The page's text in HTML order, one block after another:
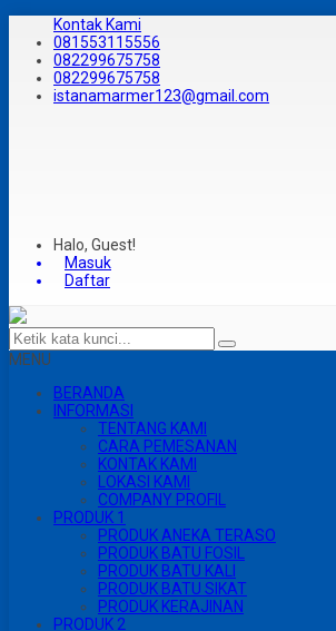
Kontak Kami
081553115556
082299675758
082299675758
istanamarmer123@gmail.com
Halo, Guest!
Masuk
Daftar
MENU
BERANDA
INFORMASI
TENTANG KAMI
CARA PEMESANAN
KONTAK KAMI
LOKASI KAMI
COMPANY PROFIL
PRODUK 1
PRODUK ANEKA TERASO
PRODUK BATU FOSIL
PRODUK BATU KALI
PRODUK BATU SIKAT
PRODUK KERAJINAN
PRODUK 2